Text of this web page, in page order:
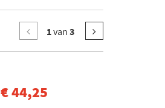
1van 3
€ 44,25